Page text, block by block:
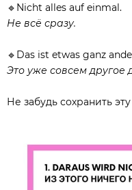
🔹Nicht alles auf einmal.
Не всё сразу.⠀⠀
🔹Das ist etwas ganz
Это уже совсем другое
Не забудь сохранить